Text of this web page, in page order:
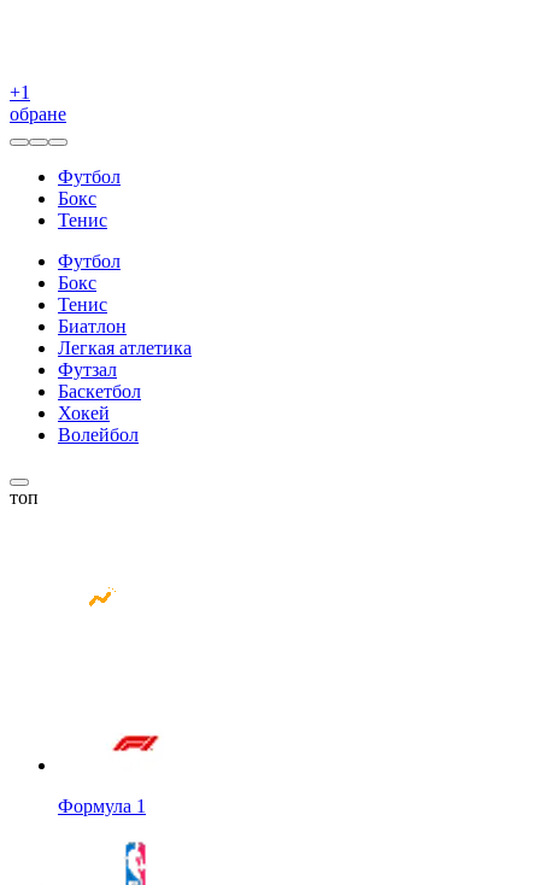
+1
обране
Футбол
Бокс
Тенис
Футбол
Бокс
Тенис
Биатлон
Легкая атлетика
Футзал
Баскетбол
Хокей
Волейбол
топ
Формула 1